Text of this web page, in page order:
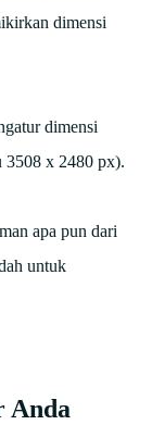
dimensi
dimensi
3508 x 2480 px).
apa pun dari
untuk
Anda